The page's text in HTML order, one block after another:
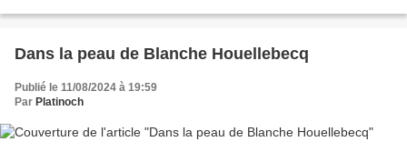
Dans la peau de Blanche Houellebecq
Publié le 11/08/2024 à 19:59
Par Platinoch